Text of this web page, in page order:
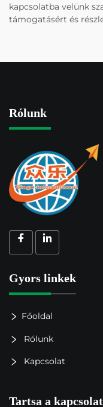
kapcsolatba velünk
támogatásért és
Rólunk
Gyors linkek
Főoldal
Rólunk
Kapcsolat
Tartsa a